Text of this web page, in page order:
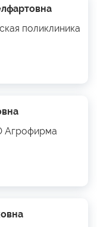
поликлиника
Агрофирма